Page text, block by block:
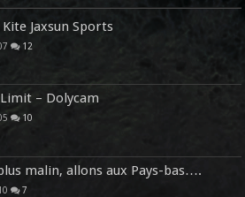
Kite Jaxsun Sports
12
– Dolycam
10
malin, allons aux Pays-bas….
7